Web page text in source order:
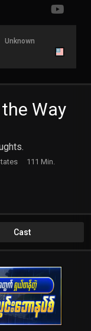
Unknown
Way
111 Min.
Cast